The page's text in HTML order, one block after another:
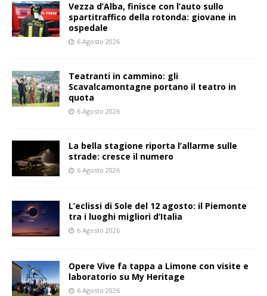
Vezza d’Alba, finisce con l’auto sullo
spartitraffico della rotonda: giovane in
ospedale
6 Agosto 2026
Teatranti in cammino: gli
Scavalcamontagne portano il teatro in
quota
6 Agosto 2026
La bella stagione riporta l’allarme sulle
strade: cresce il numero
6 Agosto 2026
L’eclissi di Sole del 12 agosto: il Piemonte
tra i luoghi migliori d’Italia
6 Agosto 2026
Opere Vive fa tappa a Limone con visite e
laboratorio su My Heritage
6 Agosto 2026